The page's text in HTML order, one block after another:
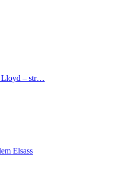
Lloyd – str…
Elsass